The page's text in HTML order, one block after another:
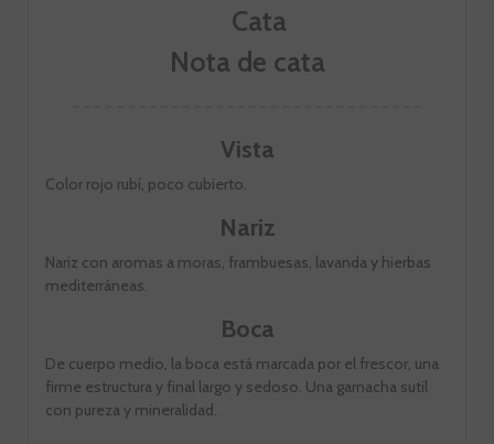
Nota de cata
Vista
Color rojo rubí, poco cubierto.
Nariz
Nariz con aromas a moras, frambuesas, lavanda y hierbas
mediterráneas.
Boca
De cuerpo medio, la boca está marcada por el frescor, una
firme estructura y final largo y sedoso. Una garnacha sutil
con pureza y mineralidad.